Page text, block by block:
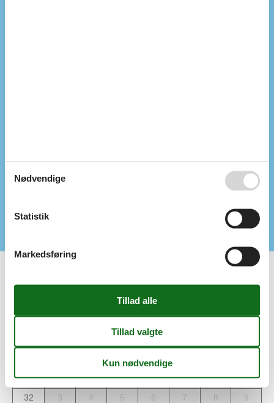
Gratis golf
Faciliteter
august 2026
on to
31
1
2
32
3 4 5 6 7 8
9
Nødvendige
Statistik
Markedsføring